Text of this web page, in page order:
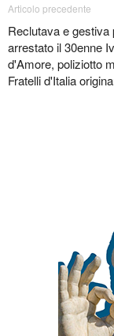
Articolo precedente
Reclutava e gestiva
arrestato il 30enne
d'Amore, poliziotto
Fratelli d'Italia